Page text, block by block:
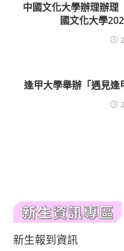
中國文化大學辦理辦理
國文化大學
逢甲大學舉辦「遇見
新生報到資訊